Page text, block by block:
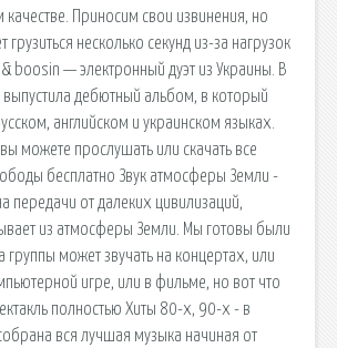
Приносим свои извинения, но
грузиться несколько секунд из-за нагрузок
boosin — электронный дуэт из Украины. В
выпустила дебютный альбом, в который
английском и украинском языках.
можете прослушать или скачать все
бесплатно Звук атмосферы Земли -
передачи от далеких цивилизаций,
из атмосферы Земли. Мы готовы были
группы может звучать на концертах, или
игре, или в фильме, но вот что
полностью Хиты 80-х, 90-х - в
вся лучшая музыка начиная от